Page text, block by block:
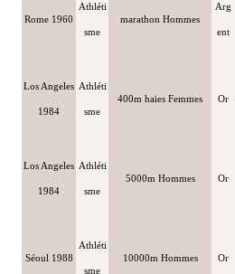
Rome 1960
Athléti
sme
marathon Hommes
Arg
ent
Los Angeles
1984
Athléti
sme
400m haies Femmes Or
Los Angeles
1984
Athléti
sme
5000m Hommes Or
Séoul 1988
Athléti
sme
10000m Hommes Or